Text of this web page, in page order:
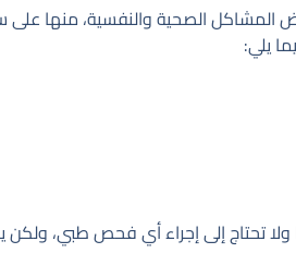
الصحية والنفسية، منها على
يلي:
تحتاج إلى إجراء أي فحص طبي،